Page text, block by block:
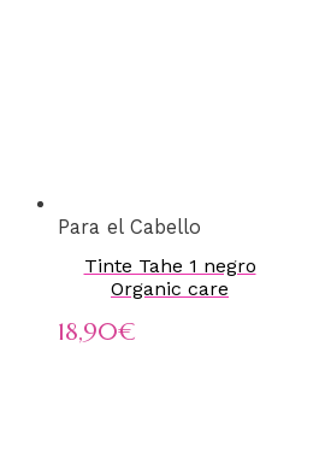
Para el Cabello
Tinte Tahe 1 negro
Organic care
18,90€